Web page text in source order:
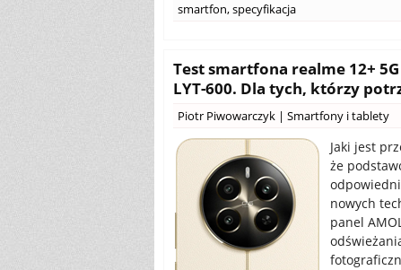
smartfon,specyfikacja
Test smartfona realme 12+
LYT-600. Dla tych, którzy
Piotr Piwowarczyk | Smartfony i tablety
Jaki jest
że
nowych
panel